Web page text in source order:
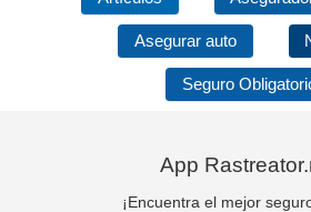
Asegurar auto
Seguro
App
¡Encuentra el mejor